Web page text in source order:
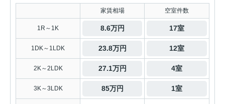
家賃相場 空室件数
1R～1K 8.6万円 17室
1DK～1LDK 23.8万円 12室
2K～2LDK 27.1万円 4室
3K～3LDK 85万円 1室